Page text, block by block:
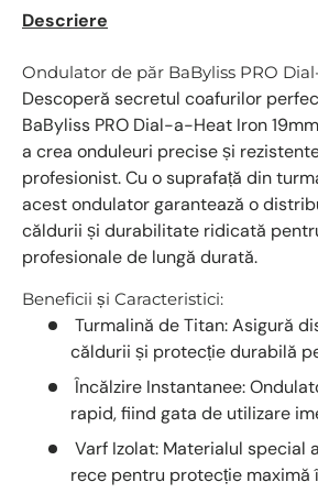
Descriere
Ondulator de păr BaByliss PRO
Descoperă secretul coafurilor
BaByliss PRO Dial-a-Heat Iron 19mm
a crea onduleuri precise și
profesionist. Cu o suprafață din
acest ondulator garantează o
căldurii și durabilitate ridicată
profesionale de lungă durată.
Beneficii și Caracteristici:
Turmalină de Titan:Asigură
căldurii și protecție durabilă
Încălzire Instantanee:
rapid, fiind gata de utilizare
Varf Izolat: Materialul special
rece pentru protecție maximă